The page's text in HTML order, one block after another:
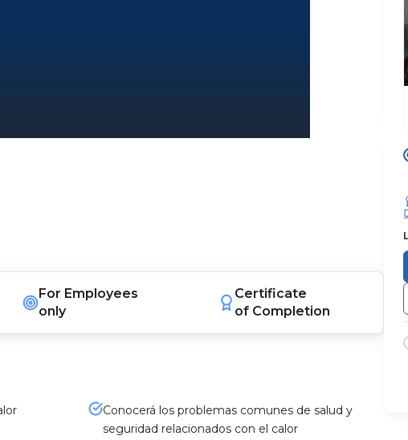
For Employees
only
Certificate
of Completion
Conocerá los problemas comunes de salud y
seguridad relacionados con el calor